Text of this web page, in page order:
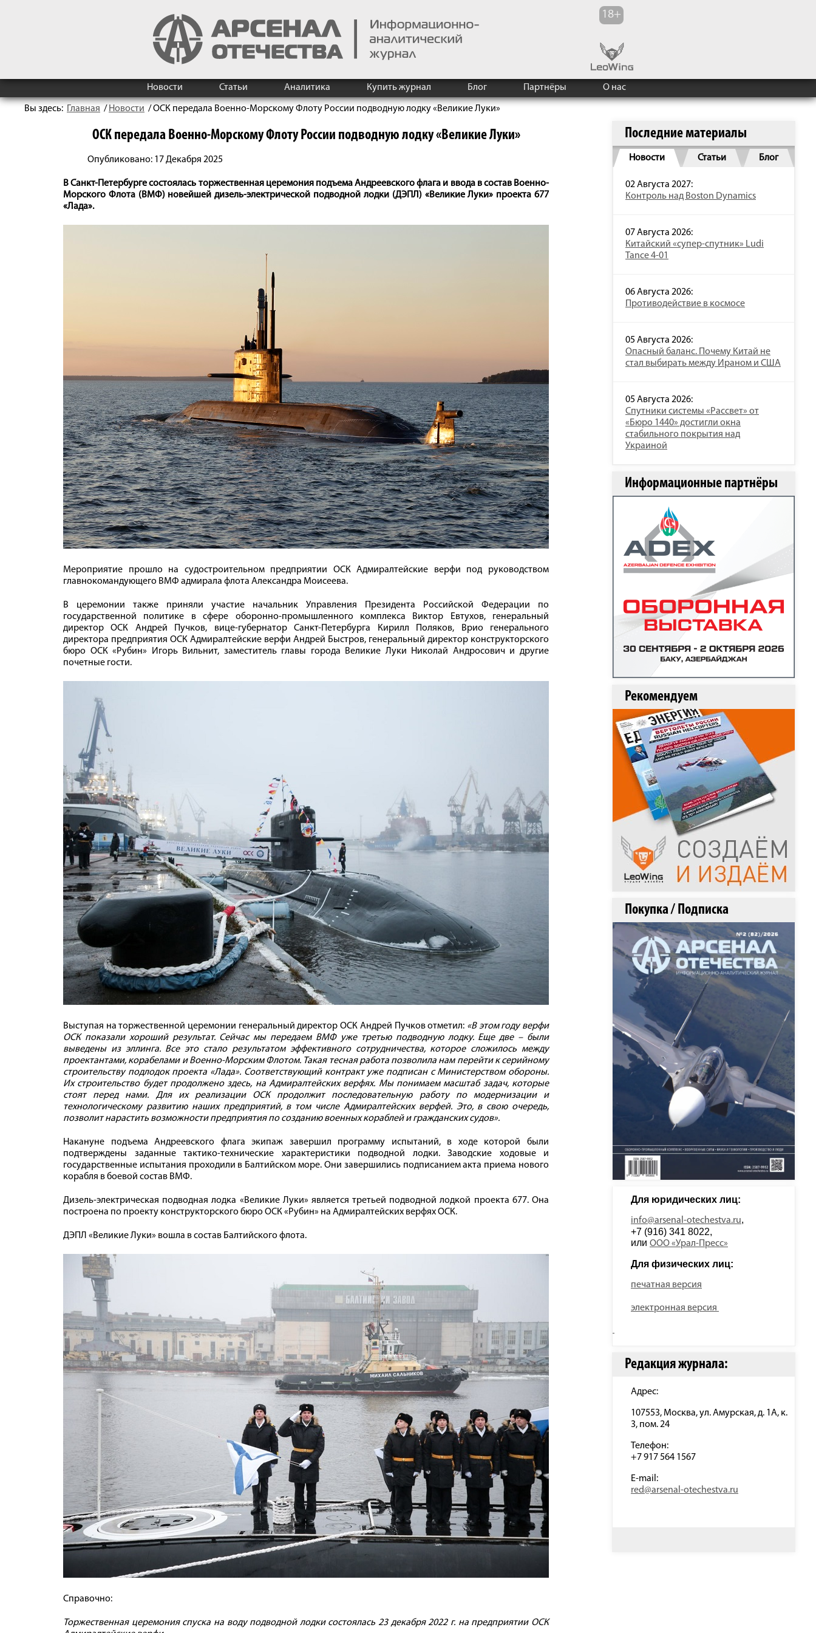
Новости Статьи Аналитика Купить журнал Блог Партнёры О нас
Вы здесь: Главная / Новости /ОСК передала Военно-Морскому Флоту России подводную лодку «Великие Луки»
ОСК передала Военно-Морскому Флоту России подводную лодку «Великие Луки»
Опубликовано: 17 Декабря 2025
В Санкт-Петербурге состоялась торжественная церемония подъема Андреевского флага и ввода в состав Военно-
Морского Флота (ВМФ) новейшей дизель-электрической подводной лодки (ДЭПЛ) «Великие Луки» проекта 677
«Лада».
Мероприятие прошло на судостроительном предприятии ОСК Адмиралтейские верфи под руководством
главнокомандующего ВМФ адмирала флота Александра Моисеева.
В церемонии также приняли участие начальник Управления Президента Российской Федерации по
государственной политике в сфере оборонно-промышленного комплекса Виктор Евтухов, генеральный
директор ОСК Андрей Пучков, вице-губернатор Санкт-Петербурга Кирилл Поляков, Врио генерального
директора предприятия ОСК Адмиралтейские верфи Андрей Быстров, генеральный директор конструкторского
бюро ОСК «Рубин» Игорь Вильнит, заместитель главы города Великие Луки Николай Андросович и другие
почетные гости.
Выступая на торжественной церемонии генеральный директор ОСК Андрей Пучков отметил: «В этом году верфи
ОСК показали хороший результат. Сейчас мы передаем ВМФ уже третью подводную лодку. Еще две – были
выведены из эллинга. Все это стало результатом эффективного сотрудничества, которое сложилось между
проектантами, корабелами и Военно-Морским Флотом. Такая тесная работа позволила нам перейти к серийному
строительству подлодок проекта «Лада». Соответствующий контракт уже подписан с Министерством обороны.
Их строительство будет продолжено здесь, на Адмиралтейских верфях. Мы понимаем масштаб задач, которые
стоят перед нами. Для их реализации ОСК продолжит последовательную работу по модернизации и
технологическому развитию наших предприятий, в том числе Адмиралтейских верфей. Это, в свою очередь,
позволит нарастить возможности предприятия по созданию военных кораблей и гражданских судов».
Накануне подъема Андреевского флага экипаж завершил программу испытаний, в ходе которой были
подтверждены заданные тактико-технические характеристики подводной лодки. Заводские ходовые и
государственные испытания проходили в Балтийском море. Они завершились подписанием акта приема нового
корабля в боевой состав ВМФ.
Дизель-электрическая подводная лодка «Великие Луки» является третьей подводной лодкой проекта 677. Она
построена по проекту конструкторского бюро ОСК «Рубин» на Адмиралтейских верфях ОСК.
ДЭПЛ «Великие Луки» вошла в состав Балтийского флота.
Справочно:
Торжественная церемония спуска на воду подводной лодки состоялась 23 декабря 2022 г. на предприятии ОСК
Последние материалы
Новости Статьи Блог
02 Августа 2027:
Контроль над Boston Dynamics
07 Августа 2026:
Китайский «супер-спутник» Ludi
Tance 4-01
06 Августа 2026:
Противодействие в космосе
05 Августа 2026:
Опасный баланс. Почему Китай не
стал выбирать между Ираном и США
05 Августа 2026:
Спутники системы «Рассвет» от
«Бюро 1440» достигли окна
стабильного покрытия над
Украиной
Информационные партнёры
Рекомендуем
Покупка / Подписка
Для юридических лиц:
info@arsenal-otechestva.ru,
+7 (916) 341 8022,
или ООО «Урал-Пресс»
Для физических лиц:
печатная версия
электронная версия
Редакция журнала:
Адрес:
107553, Москва, ул. Амурская, д. 1А, к.
3, пом. 24
Телефон:
+7 917 564 1567
E-mail:
red@arsenal-otechestva.ru